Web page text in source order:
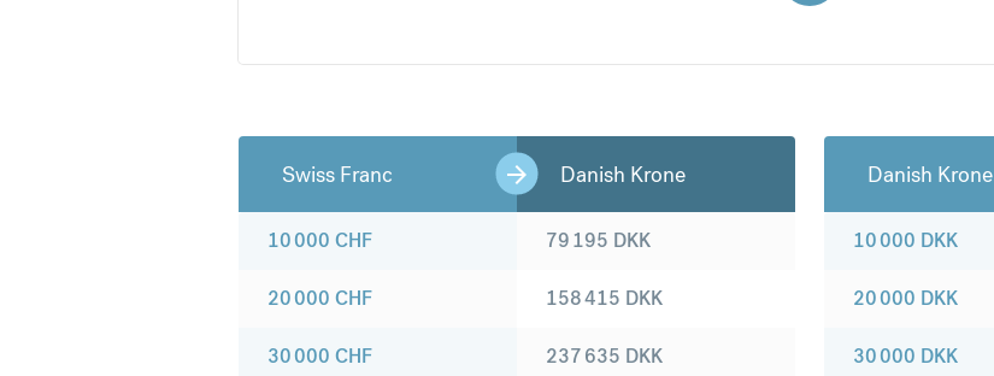
Swiss Franc Danish Krone
10 000 CHF
20 000 CHF
30 000 CHF
79 195 DKK
158 415 DKK
237 635 DKK
Danish Krone
10 000 DKK
20 000 DKK
30 000 DKK